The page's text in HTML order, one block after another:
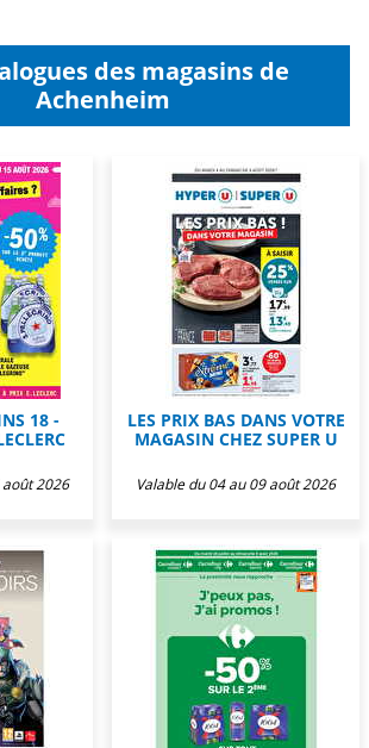
des magasins de
Achenheim
18 -
août 2026
LES PRIX BAS DANS VOTRE
MAGASIN CHEZ SUPER U
Valable du 04 au 09 août 2026